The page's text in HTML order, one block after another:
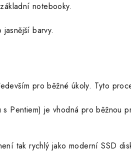
notebooky.
barvy.
pro běžné úkoly. Tyto
s Pentiem) je vhodná pro běžnou
tak rychlý jako moderní SSD